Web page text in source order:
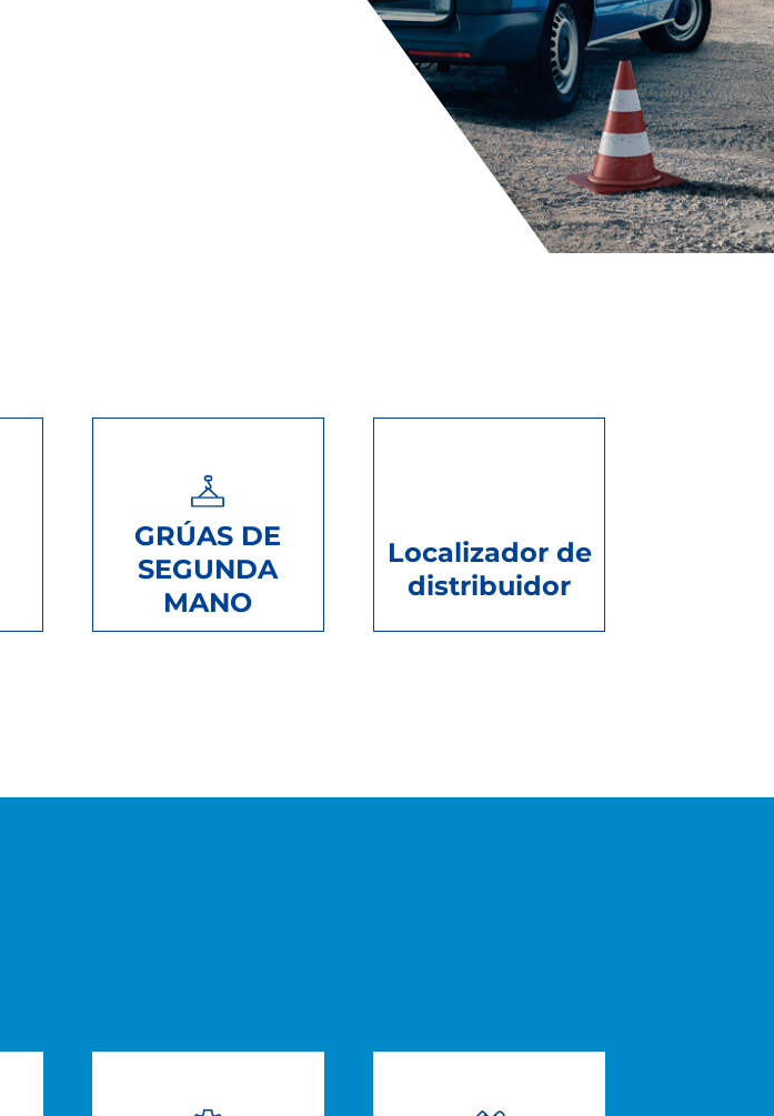
GRÚAS DE
SEGUNDA
MANO
Localizador de
distribuidor